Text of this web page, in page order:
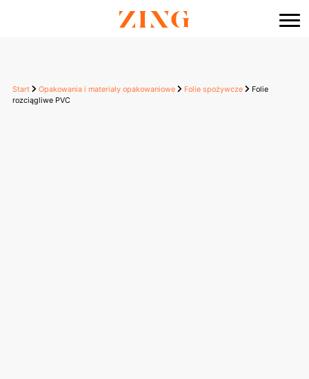
Start Opakowania i materiały opakowaniowe Folie spożywcze
Folie
rozciągliwe PVC